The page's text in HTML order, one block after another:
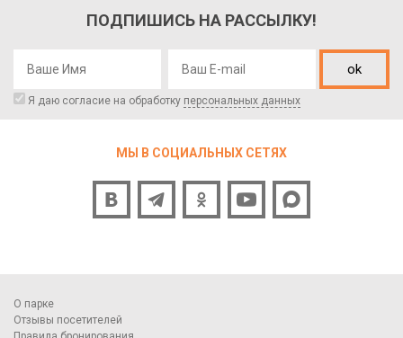
ПОДПИШИСЬ НА РАССЫЛКУ!
ok
Я даю согласие на обработку персональных данных
МЫ В СОЦИАЛЬНЫХ СЕТЯХ
О парке
Отзывы посетителей